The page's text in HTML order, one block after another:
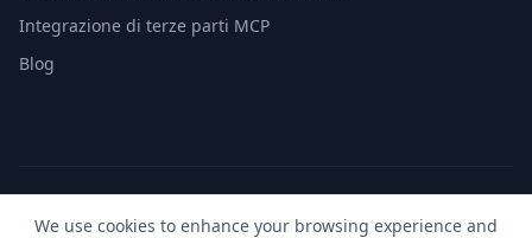
Integrazione di terze parti MCP
Blog
© 2026 MyDocSafe. Tutti i diritti riservati. | Mappa del sito
|
We use cookies to enhance your browsing experience and